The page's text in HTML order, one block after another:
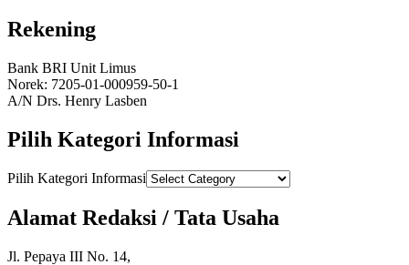
Rekening
Bank BRI Unit Limus
Norek: 7205-01-000959-50-1
A/N Drs. Henry Lasben
Pilih Kategori Informasi
Pilih Kategori Informasi
Alamat Redaksi / Tata Usaha
Jl. Pepaya III No. 14,